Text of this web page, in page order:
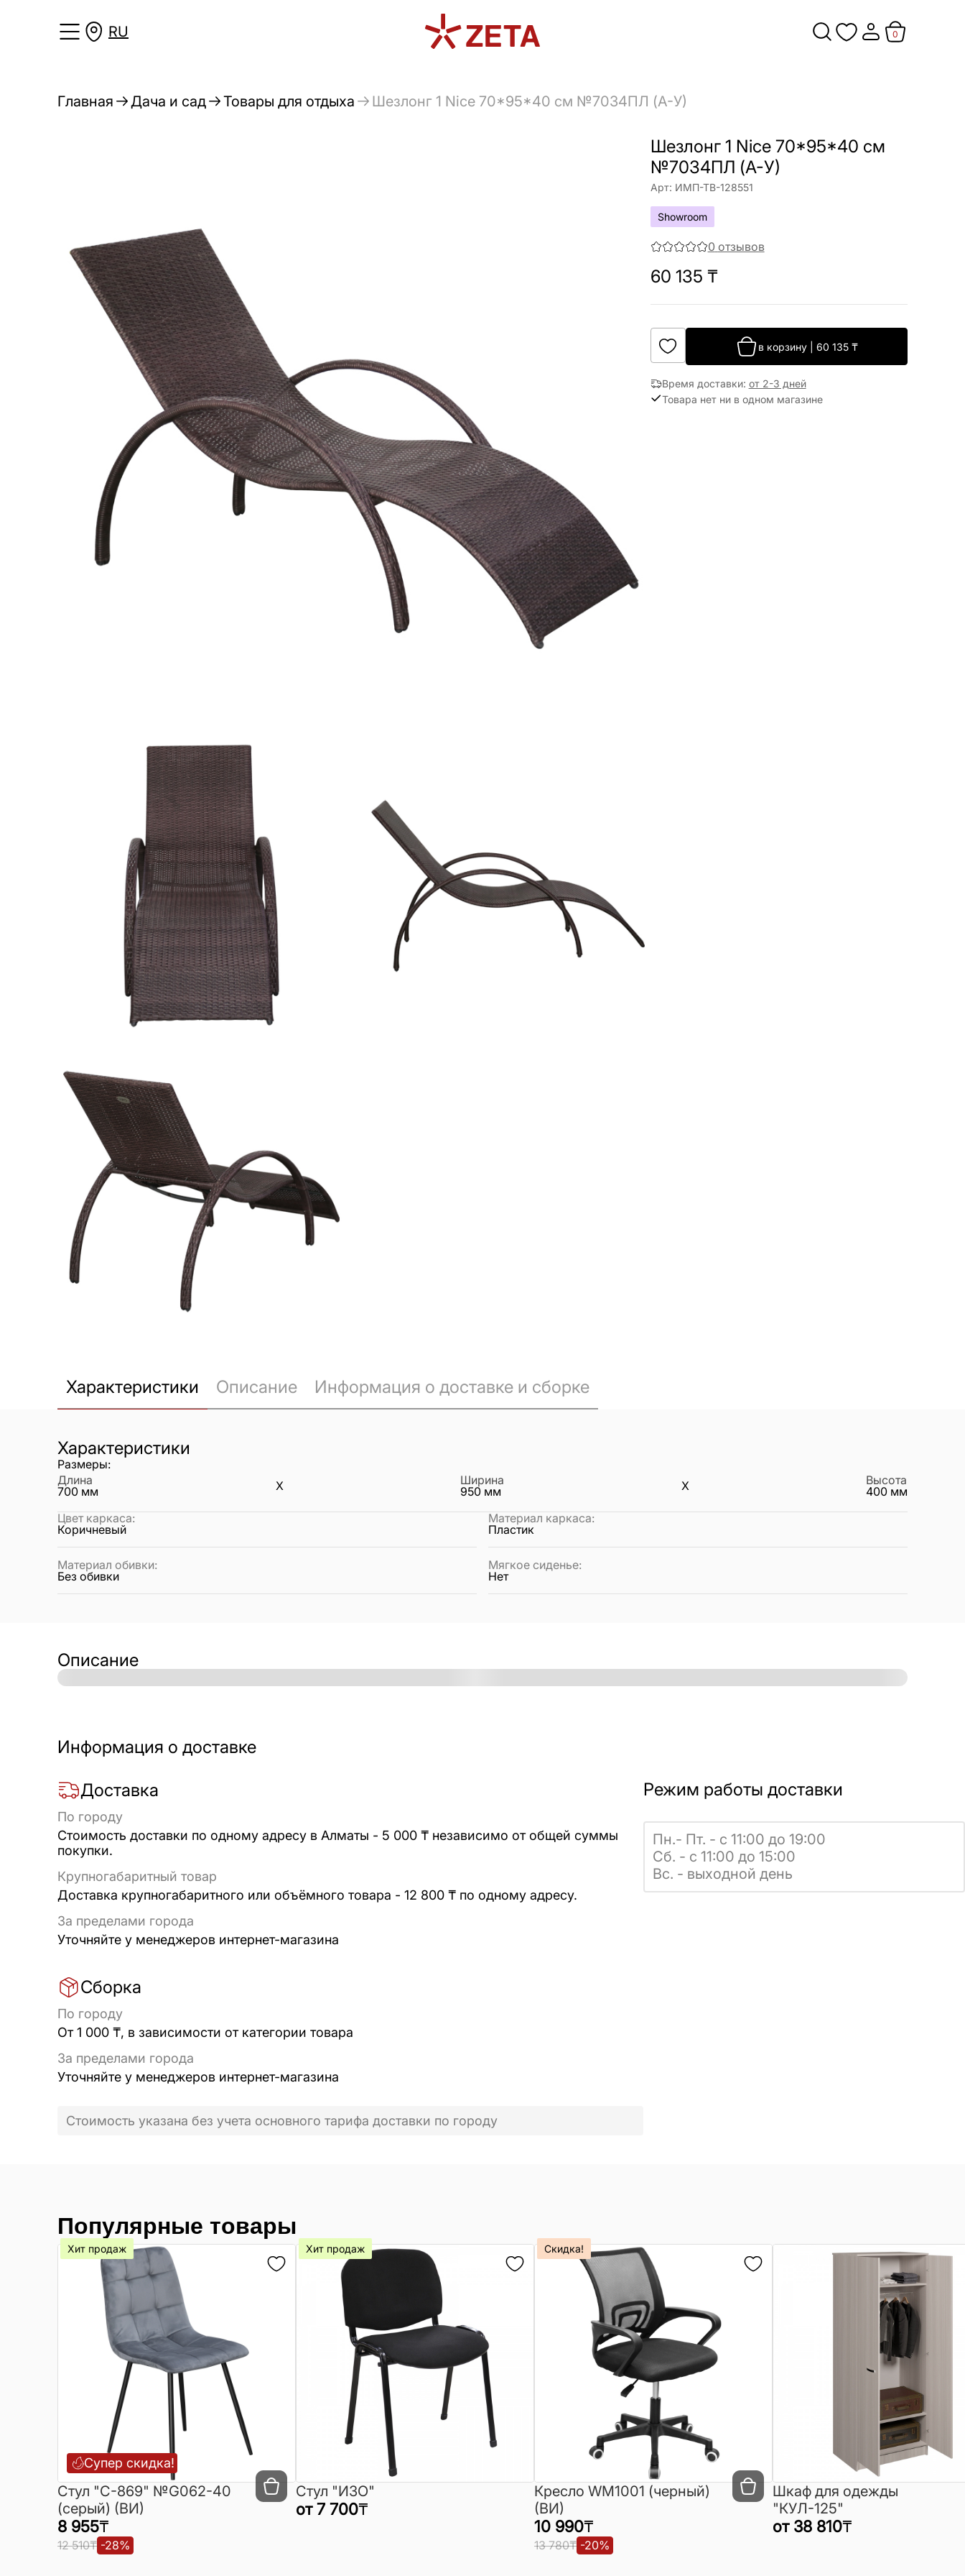
RU 0
Главная Дача и сад Товары для отдыха Шезлонг 1 Nice 70*95*40 см №7034ПЛ (A-У)
Шезлонг 1 Nice 70*95*40 см
№7034ПЛ (A-У)
Арт: ИМП-ТВ-128551
Showroom
0 отзывов
60 135 ₸
в корзину| 60 135₸
Время доставки: от 2-3 дней
Товара нет ни в одном магазине
Характеристики Описание Информация о доставке и сборке
Характеристики
Размеры:
Длина
700 мм X
Ширина
950 мм X
Высота
400 мм
Цвет каркаса:
Коричневый
Материал каркаса:
Пластик
Материал обивки:
Без обивки
Мягкое сиденье:
Нет
Описание
Информация о доставке
Доставка
По городу
Стоимость доставки по одному адресу в Алматы - 5 000 ₸ независимо от общей суммы
покупки.
Крупногабаритный товар
Доставка крупногабаритного или объёмного товара - 12 800 ₸ по одному адресу.
За пределами города
Уточняйте у менеджеров интернет-магазина
Сборка
По городу
От 1 000 ₸, в зависимости от категории товара
За пределами города
Уточняйте у менеджеров интернет-магазина
Стоимость указана без учета основного тарифа доставки по городу
Режим работы доставки
Пн.- Пт. - с 11:00 до 19:00
Сб. - с 11:00 до 15:00
Вс. - выходной день
Популярные товары
Супер скидка!
Хит продаж
Cтул "C-869" №G062-40
(серый) (ВИ)
8 955₸
12 510₸ -28%
Хит продаж
Стул "ИЗО"
от 7 700₸
Скидка!
Кресло WM1001 (черный)
(ВИ)
10 990₸
13 780₸ -20%
Шкаф для одежды
"КУЛ-125"
от 38 810₸